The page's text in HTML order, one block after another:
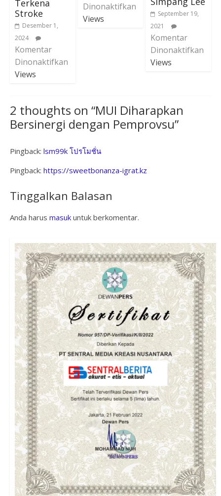
Terkena
Stroke
Desember 1,
2024
Komentar
Dinonaktifkan
Views
Dinonaktifkan
Views
September 19,
2021
Komentar
Dinonaktifkan
Views
2 thoughts on “MUI Diharapkan
Bersinergi dengan Pemprovsu”
Pingback: lsm99k โปรโมชั่น
Pingback: https://sweetbonanza-igrat.kz
Tinggalkan Balasan
Anda harus masukuntuk berkomentar.